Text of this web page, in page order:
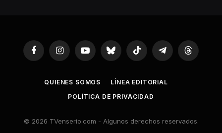
FacebookInstagramYouTubeBluesky TikTok TelegramThreads
QUIENES SOMOS
LÍNEA EDITORIAL
POLÍTICA DE PRIVACIDAD
© 2026 TVenserio.com - Algunos derechos reservados.